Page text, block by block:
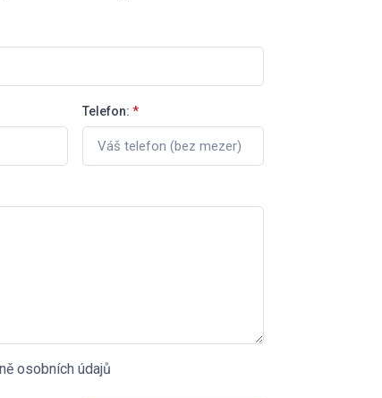
Telefon: *
osobních údajů